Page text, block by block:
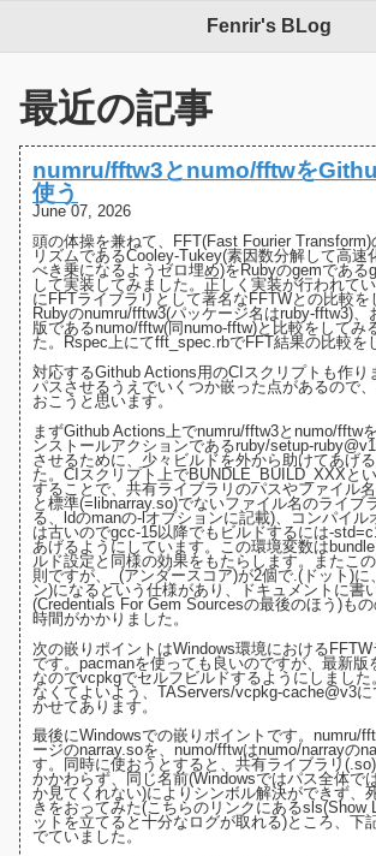
Fenrir's BLog
最近の記事
numru/fftw3とnumo/fftwを
使う
June 07, 2026
頭の体操を兼ねて、FFT(Fast Fourier
リズムであるCooley-Tukey(素因数分解して高速
べき乗になるようゼロ埋め)をRubyのgemである
して実装してみました。正しく実装が行われて
にFFTライブラリとして著名な FFTWとの比較を
Rubyのnumru/fftw3(パッケージ名はruby-fftw3)、
版であるnumo/fftw(同numo-fftw)と比較をしてみ
た。Rspec上にてfft_spec.rbでFFT結果の比較を
対応するGithub Actions用のCIスクリプト も作り
パスさせるうえでいくつか嵌った点があるので
おこうと思います。
まずGithub Actions上でnumru/fftw3とnumo/fftw
ンストールアクションであるruby/setup-
させるために、少々ビルドを外から助けてあげ
た。 CIスクリプト上でBUNDLE_BUILD_XXXと
する ことで、共有ライブラリのパスやファイル
と標準(=libnarray.so)でないファイル名のライブ
る、
ldのmanの-lオプションに記載)、コンパイル
は古いのでgcc-15以降でもビルドするには-
あげるようにしています。この環境変数は
ルド設定 と同様の効果をもたらします。またこ
則ですが、_(アンダースコア)が2個で.(ドット)に
ン)になるという仕様があり、 ドキュメントに書
(Credentials For Gem Sourcesの最後のほう)も
時間がかかりました。
次の嵌りポイントはWindows環境における
です。pacmanを使っても良いのですが、最新版
なのでvcpkgでセルフビルドするようにしました
なくてよいよう、 TAServers/vcpkg-cache@v3に
かせてあります。
最後にWindowsでの嵌りポイントです。numru/
ージのnarray.soを、numo/fftwはnumo/narrayの
す。同時に使おうとすると、共有ライブラリ
かかわらず、同じ名前(Windowsではパス全体で
か見てくれない)によりシンボル解決ができず、
きをおってみた(こちらのリンクにあるsls(Show
ットを立てると十分なログが取れる)ところ、下
でていました。